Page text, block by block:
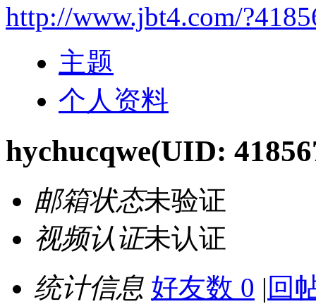
http://www.jbt4.com/
主题
个人资料
hychucqwe(UID:
邮箱状态未验证
视频认证未认证
统计信息 好友数 0 | 回